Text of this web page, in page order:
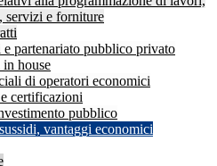
servizi e forniture
e partenariato pubblico privato
house
di operatori economici
certificazioni
pubblico
vantaggi economici